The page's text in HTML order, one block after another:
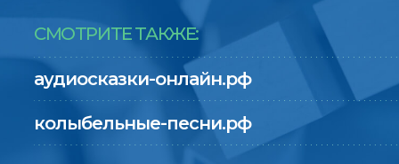
СМОТРИТЕ ТАКЖЕ:
аудиосказки-онлайн.рф
колыбельные-песни.рф